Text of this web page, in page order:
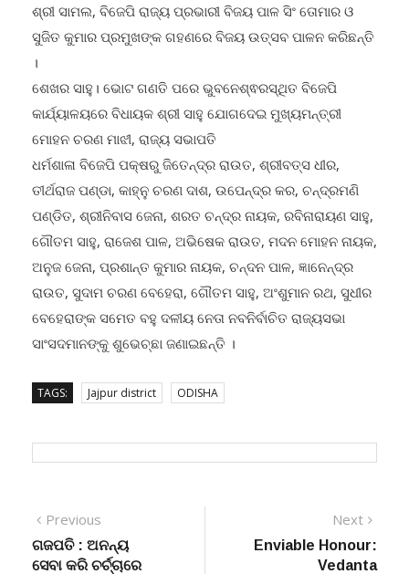
ଶ୍ରୀ ସାମଲ, ବିଜେପି ରାଜ୍ୟ ପ୍ରଭାରୀ ବିଜୟ ପାଳ ସିଂ ତୋମାର ଓ
ସୁଜିତ କୁମାର ପ୍ରମୁଖଙ୍କ ଗହଣରେ ବିଜୟ ଉତ୍ସବ ପାଳନ କରିଛନ୍ତି
।
ଶେଖର ସାହୁ। ଭୋଟ ଗଣତି ପରେ ଭୁବନେଶ୍ଵରସ୍ଥିତ ବିଜେପି
କାର୍ଯ୍ୟାଳୟରେ ବିଧାୟକ ଶ୍ରୀ ସାହୁ ଯୋଗଦେଇ ମୁଖ୍ୟମନ୍ତ୍ରୀ
ମୋହନ ଚରଣ ମାଝୀ, ରାଜ୍ୟ ସଭାପତି
ଧର୍ମଶାଳା ବିଜେପି ପକ୍ଷରୁ ଜିତେନ୍ଦ୍ର ରାଉତ, ଶ୍ରୀବତ୍ସ ଧୀର,
ତୀର୍ଥରାଜ ପଣ୍ଡା, କାହ୍ନୁ ଚରଣ ଦାଶ, ଉପେନ୍ଦ୍ର କର, ଚନ୍ଦ୍ରମଣି
ପଣ୍ଡିତ, ଶ୍ରୀନିବାସ ଜେନା, ଶରତ ଚନ୍ଦ୍ର ନାୟକ, ରବିନାରାୟଣ ସାହୁ,
ଗୌତମ ସାହୁ, ରାଜେଶ ପାଳ, ଅଭିଷେକ ରାଉତ, ମଦନ ମୋହନ ନାୟକ,
ଅନୁଜ ଜେନା, ପ୍ରଶାନ୍ତ କୁମାର ନାୟକ, ଚନ୍ଦନ ପାଳ, ଜ୍ଞାନେନ୍ଦ୍ର
ରାଉତ, ସୁଦାମ ଚରଣ ବେହେରା, ଗୌତମ ସାହୁ, ଅଂଶୁମାନ ରଥ, ସୁଧୀର
ବେହେରାଙ୍କ ସମେତ ବହୁ ଦଳୀୟ ନେତା ନବନିର୍ବାଚିତ ରାଜ୍ୟସଭା
ସାଂସଦମାନଙ୍କୁ ଶୁଭେଚ୍ଛା ଜଣାଇଛନ୍ତି ।
TAGS: Jajpur district ODISHA
Post
navigation
Previous
post:
ଗଜପତି : ଅନନ୍ୟ
ସେବା କରି ଚର୍ଚ୍ଚାରେ
Next
Enviable Honour:
Vedanta